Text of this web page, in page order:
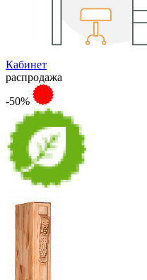
Кабинет
распродажа
-50%